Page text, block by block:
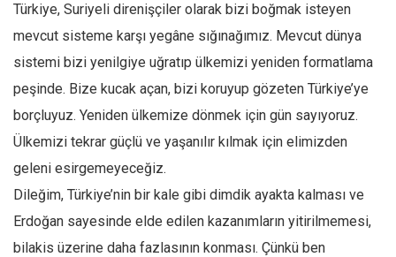
İslam Dünyası
Amerika
Avustralya
Dosyalar
Türkiye, Suriyeli direnişçiler olarak bizi boğmak isteyen
mevcut sisteme karşı yegâne sığınağımız. Mevcut dünya
sistemi bizi yenilgiye uğratıp ülkemizi yeniden formatlama
peşinde. Bize kucak açan, bizi koruyup gözeten Türkiye’ye
borçluyuz. Yeniden ülkemize dönmek için gün sayıyoruz.
Ülkemizi tekrar güçlü ve yaşanılır kılmak için elimizden
geleni esirgemeyeceğiz.
Dileğim, Türkiye’nin bir kale gibi dimdik ayakta kalması ve
Erdoğan sayesinde elde edilen kazanımların yitirilmemesi,
bilakis üzerine daha fazlasının konması. Çünkü ben